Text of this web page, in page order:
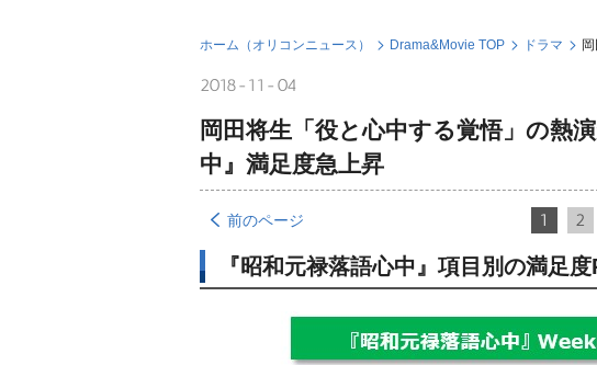
ホーム（オリコンニュース） Drama&Movie TOP ドラマ
2018-11-04
岡田将生「役と心中する覚悟」の熱
中』満足度急上昇
前のページ 1 2
『昭和元禄落語心中』項目別の満足